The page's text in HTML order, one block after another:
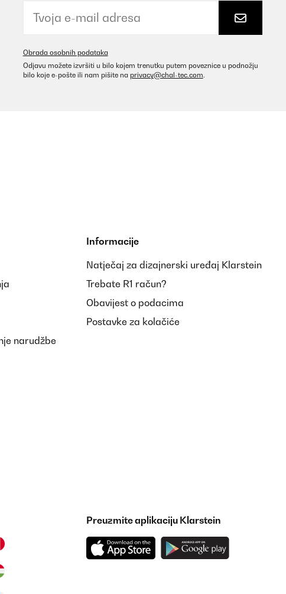
Obrada osobnih podataka
Odjavu možete izvršiti u bilo kojem trenutku putem poveznice u podnožju
bilo koje e-pošte ili nam pišite na privacy@chal-tec.com.
narudžbe
Informacije
Natječaj za dizajnerski uređaj Klarstein
Trebate R1 račun?
Obavijest o podacima
Postavke za kolačiće
Preuzmite aplikaciju Klarstein